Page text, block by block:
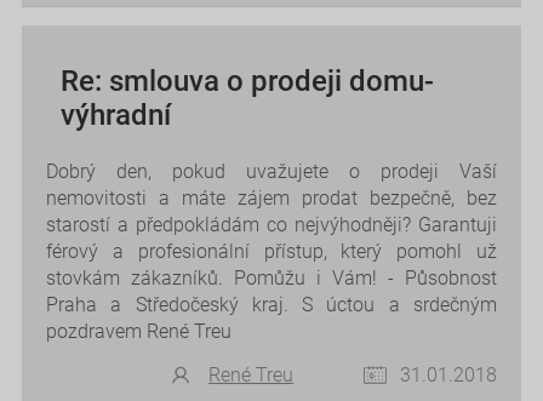
Re: smlouva o prodeji domu-
výhradní
Dobrý den, pokud uvažujete o prodeji Vaší
nemovitosti a máte zájem prodat bezpečně, bez
starostí a předpokládám co nejvýhodněji? Garantuji
férový a profesionální přístup, který pomohl už
stovkám zákazníků. Pomůžu i Vám! - Působnost
Praha a Středočeský kraj. S úctou a srdečným
pozdravem René Treu
René Treu
31.01.2018